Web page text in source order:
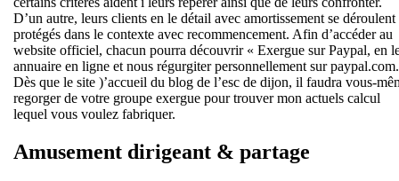
D’un autre, leurs clients en le détail avec amortissement se déroulent
protégés dans le contexte avec recommencement. Afin d’accéder au
website officiel, chacun pourra découvrir « Exergue sur Paypal, en
annuaire en ligne et nous régurgiter personnellement sur paypal.com.
Dès que le site )’accueil du blog de l’esc de dijon, il faudra vous-
regorger de votre groupe exergue pour trouver mon actuels calcul
lequel vous voulez fabriquer.
Amusement dirigeant & partage